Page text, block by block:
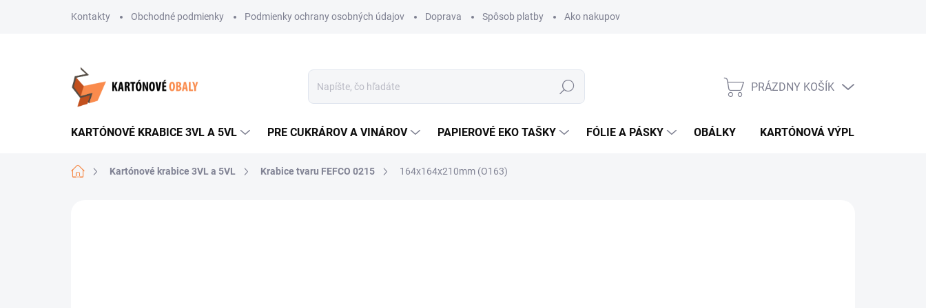
Kontakty Obchodné podmienky Podmienky ochrany osobných údajov Doprava Spôsob platby Ako nakupovať
Hľadať
NÁKUPNÝ
PRÁZDNY KOŠÍK
KARTÓNOVÉ KRABICE 3VL A 5VL PRE CUKRÁROV A VINÁROV PAPIEROVÉ EKO TAŠKY FÓLIE A PÁSKY OBÁLKY KARTÓNOVÁ VÝPLŇ
DomovKartónové krabice 3VL a 5VL Krabice tvaru FEFCO 0215 164x164x210mm (O163)